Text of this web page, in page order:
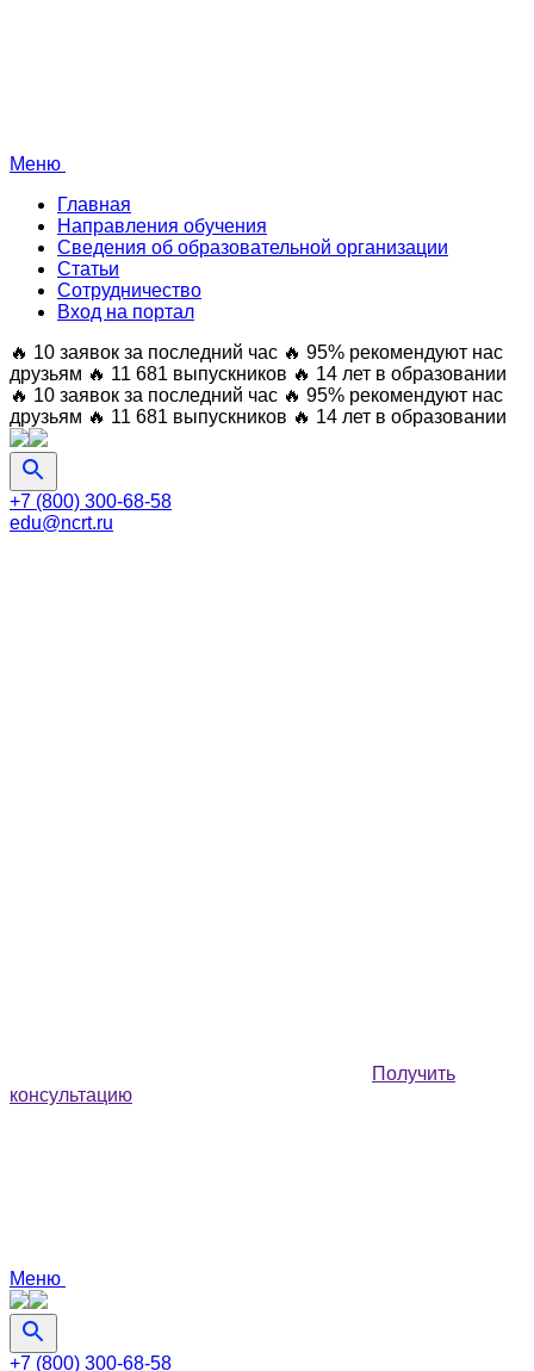
Меню
Главная
Направления обучения
Сведения об образовательной организации
Статьи
Сотрудничество
Вход на портал
🔥 10 заявок за последний час 🔥 95% рекомендуют нас
друзьям 🔥 11 681 выпускников 🔥 14 лет в образовании
🔥 10 заявок за последний час 🔥 95% рекомендуют нас
друзьям 🔥 11 681 выпускников 🔥 14 лет в образовании
+7 (800) 300-68-58
edu@ncrt.ru
Получить
консультацию
Меню
+7 (800) 300-68-58